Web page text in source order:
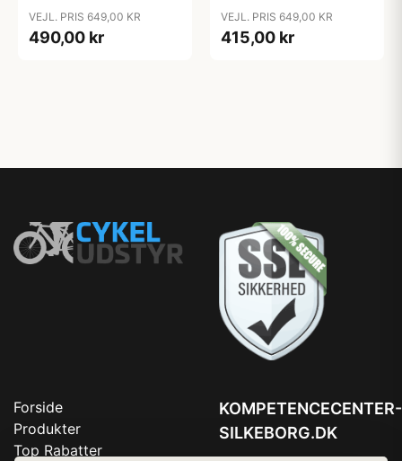
VEJL. PRIS 649,00 KR
490,00 kr
VEJL. PRIS 649,00 KR
415,00 kr
Forside
Produkter
Top Rabatter
KOMPETENCECENTER-
SILKEBORG.DK